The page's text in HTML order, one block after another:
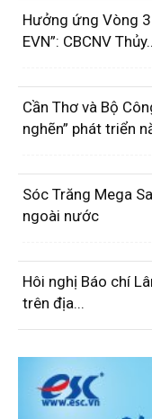
Hưởng ứng Vòng
EVN”: CBCNV
Cần Thơ và Bộ
nghẽn” phát triển
Sóc Trăng Mega
ngoài nước
Hôi nghị Báo chí
trên địa...